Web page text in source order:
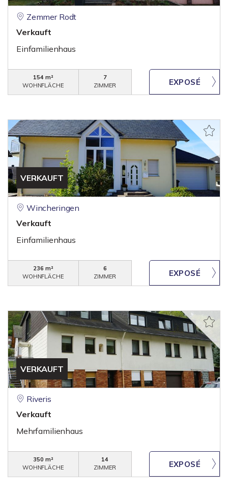
Zemmer Rodt
Verkauft
Einfamilienhaus
154 m²
WOHNFLÄCHE
7
ZIMMER
VERKAUFT
Wincheringen
Verkauft
Einfamilienhaus
236 m²
WOHNFLÄCHE
6
ZIMMER
VERKAUFT
Riveris
Verkauft
Mehrfamilienhaus
350 m²
WOHNFLÄCHE
14
ZIMMER